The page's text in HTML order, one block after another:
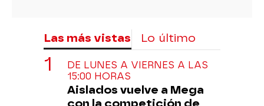
Las más vistas Lo último
DE LUNES A VIERNES A LAS
15:00 HORAS
Aislados vuelve a Mega
con la competición de